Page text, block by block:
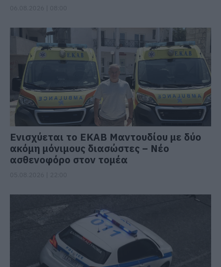
Ενισχύεται το ΕΚΑΒ Μαντουδίου με δύο
ακόμη μόνιμους διασώστες – Νέο
ασθενοφόρο στον τομέα